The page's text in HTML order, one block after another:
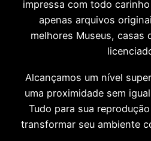
impressa com todo
apenas arquivos
melhores Museus, casas
Alcançamos um nível
uma proximidade sem
Tudo para sua
transformar seu ambiente